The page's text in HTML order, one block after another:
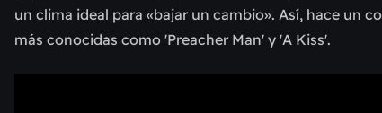
un clima ideal para «bajar un cambio». Así, hace un
más conocidas como 'Preacher Man' y 'A Kiss'.